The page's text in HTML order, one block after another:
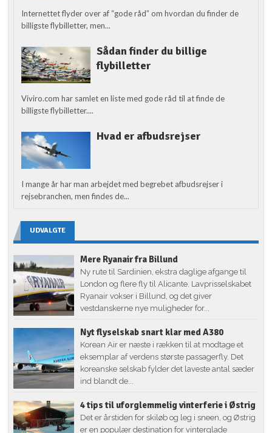
Internettet flyder over af “gode råd” om hvordan du finder de
billigste flybilletter, men...
Sådan finder du billige
flybilletter
Viviro.com har samlet en liste med gode råd til at finde de
billigste flybilletter....
Hvad er afbudsrejser
I mange år har man arbejdet med begrebet afbudsrejser i
rejsebranchen, men findes de...
UDVALGTE
Mere Ryanair fra Billund
Ny rute til Sardinien, ekstra daglige afgange til
London og flere fly til Alicante. Lavprisselskabet
Ryanair vokser i Billund, og det giver
vestdanskerne nye muligheder for...
Nyt flyselskab snart klar med A380
Korean Air er næste i rækken til at modtage et
eksemplar af verdens største passagerfly. Det
koreanske selskab fylder det laveste antal sæder
ind blandt de...
4 tips til uforglemmelig vinterferie i Østrig
Det er årstiden for skiløb og leg i sneen, og Østrig
er en populær destination for vinterglade